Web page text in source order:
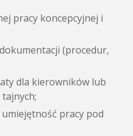
pracy koncepcyjnej i
(procedur,
dla kierowników lub
pracy pod